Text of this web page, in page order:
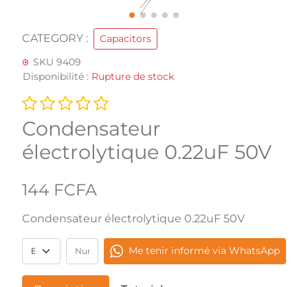
CATEGORY :
Capacitors
SKU 9409
Disponibilité : Rupture de stock
Condensateur
électrolytique 0.22uF 50V
144 FCFA
Condensateur électrolytique 0.22uF 50V
Me tenir informé via WhatsApp